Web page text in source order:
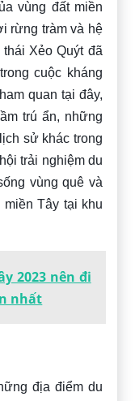
vùng đất miền
rừng tràm và hệ
Xẻo Quýt đã
cuộc kháng
quan tại đây,
trú ẩn, những
sử khác trong
trải nghiệm du
vùng quê và
Tây tại khu
2023 nên đi
nhất
địa điểm du